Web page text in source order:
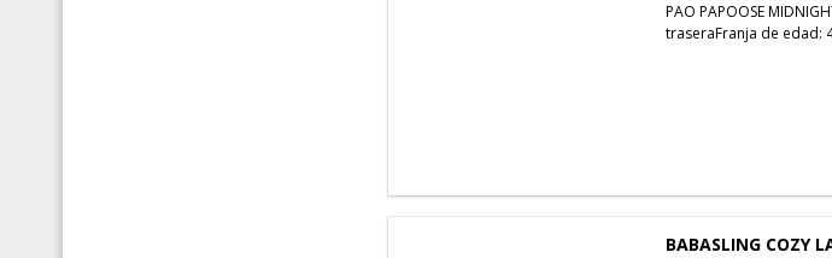
PAO PAPOOSE
traseraFranja de edad:
BABASLING COZY